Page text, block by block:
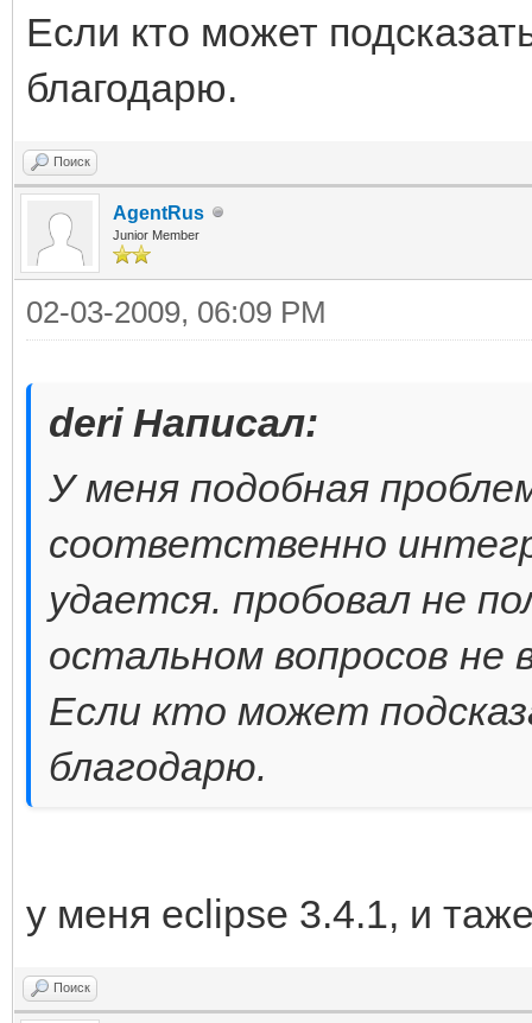
Если кто может
благодарю.
Поиск
AgentRus
Junior Member
02-03-2009, 06:09 PM
deri Написал:
У меня подобная
соответственно
удается. пробовал не
остальном вопросов не
Если кто может
благодарю.
у меня eclipse 3.4.1, и
Поиск